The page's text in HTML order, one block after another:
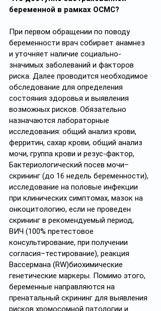
беременной в рамках ОСМС?
При первом обращении по поводу
беременности врач собирает анамнез
и уточняет наличие социально-
значимых заболеваний и факторов
риска. Далее проводится необходимое
обследование для определения
состояния здоровья и выявления
возможных рисков. Обязательно
назначаются лабораторные
исследования: общий анализ крови,
ферритин, сахар крови, общий анализ
мочи, группа крови и резус-фактор,
Бактериологический посев мочи–
скрининг (до 16 недель беременности),
исследование на половые инфекции
при клинических симптомах, мазок на
онкоцитологию, если не проведен
скрининг в рекомендуемый период,
ВИЧ (100% претестовое
консультирование, при получении
согласия–тестирование), реакция
Вассермана (RW)биохимические
генетические маркеры. Помимо этого,
беременные направляются на
пренатальный скрининг для выявления
рисков хромосомной патологии и